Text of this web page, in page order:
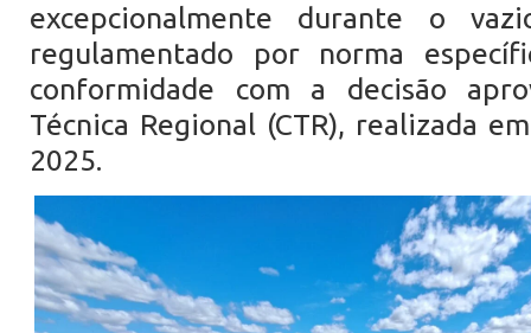
excepcionalmente durante o
regulamentado por norma
conformidade com a decisão
Técnica Regional (CTR), realizada
2025.